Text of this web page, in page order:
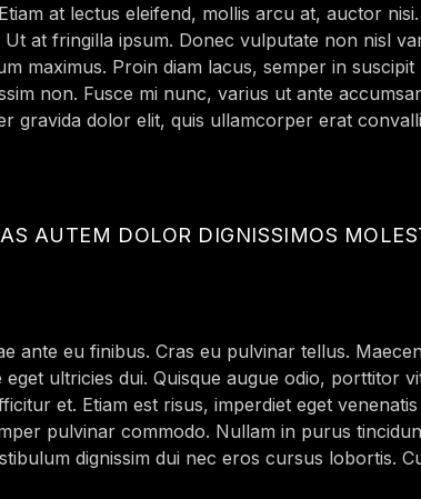
at lectus eleifend, mollis arcu at, auctor
at fringilla ipsum. Donec vulputate non nisl
maximus. Proin diam lacus, semper in
non. Fusce mi nunc, varius ut ante
dolor elit, quis ullamcorper erat
AUTEM DOLOR DIGNISSIMOS
ante eu finibus. Cras eu pulvinar tellus.
ultricies dui. Quisque augue odio, porttitor
et. Etiam est risus, imperdiet eget
pulvinar commodo. Nullam in purus
dignissim dui nec eros cursus lobortis.